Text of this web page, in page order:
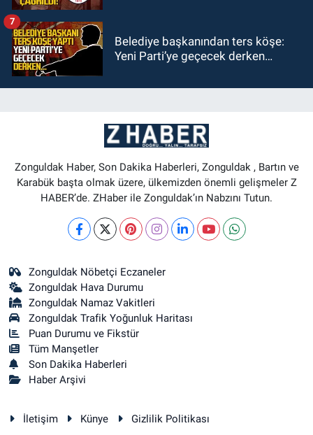
Belediye başkanından ters köşe:
Yeni Parti’ye geçecek derken…
7
Zonguldak Haber, Son Dakika Haberleri, Zonguldak , Bartın ve
Karabük başta olmak üzere, ülkemizden önemli gelişmeler Z
HABER’de. ZHaber ile Zonguldak’ın Nabzını Tutun.
Zonguldak Nöbetçi Eczaneler
Zonguldak Hava Durumu
Zonguldak Namaz Vakitleri
Zonguldak Trafik Yoğunluk Haritası
Puan Durumu ve Fikstür
Tüm Manşetler
Son Dakika Haberleri
Haber Arşivi
İletişim Künye Gizlilik Politikası